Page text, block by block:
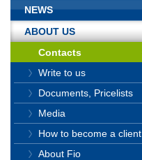
NEWS
ABOUT US
Contacts
Write to us
Documents, Pricelists
Media
How to become a client
About Fio